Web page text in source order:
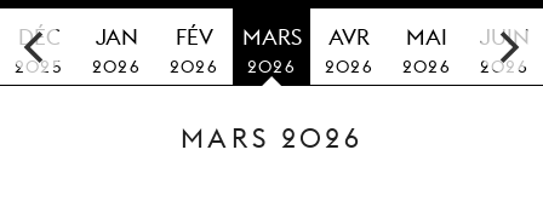
MAGAZINE
TICKETS &
ABONNEMENTS
DÉC
2025
JAN
2026
FÉV
2026
MARS
2026
AVR
2026
MAI
2026
JUIN
2026
MARS 2026